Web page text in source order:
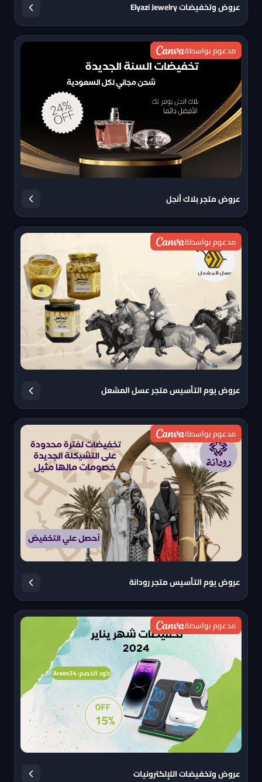
عروض وتخفيضات Elyazi Jewelry
مدعوم بواسطة
عروض متجر بلاك أنجل
مدعوم بواسطة
عروض يوم التأسيس متجر عسل المشعل
مدعوم بواسطة
عروض يوم التأسيس متجر رودانة
مدعوم بواسطة
عروض وتخفيضات اللإلكترونيات